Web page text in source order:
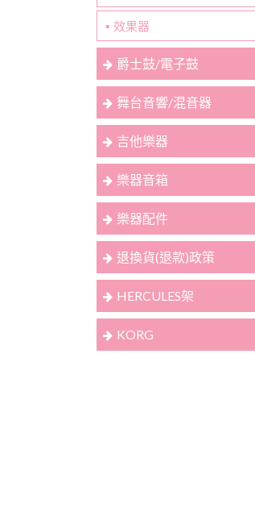
效果器
爵士鼓/電子鼓
舞台音響/混音器
吉他樂器
樂器音箱
樂器配件
退換貨(退款)政策
HERCULES架
KORG